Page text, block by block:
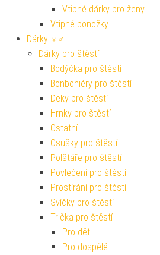
Vtipné dárky pro ženy
Vtipné ponožky
Dárky ♀♂
Dárky pro štěstí
Bodýčka pro štěstí
Bonboniéry pro štěstí
Deky pro štěstí
Hrnky pro štěstí
Ostatní
Osušky pro štěstí
Polštáře pro štěstí
Povlečení pro štěstí
Prostírání pro štěstí
Svíčky pro štěstí
Trička pro štěstí
Pro děti
Pro dospělé